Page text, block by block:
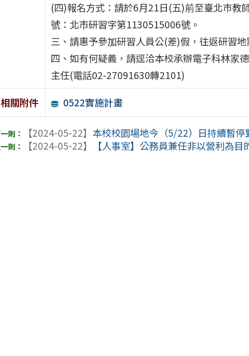
(四)報名方式：請於6月21日(五)前至臺北巿教
號：北市研習字第1130515006號。
三、請惠予參加研習人員公(差)假，往返研習
四、如有何疑義，請逕洽本校承辦電子科林家
主任(電話02-27091630轉2101)
相關附件
0522實施計畫
【2024-05-22】 本校校園場地今（5/22）日持續暫停
【2024-05-22】
【人事室】公務員兼任非以營利為